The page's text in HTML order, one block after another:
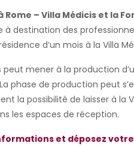
Rome – Villa Médicis et la
destination des
d’un mois à la Villa
peut mener à la production
phase de production peut
la possibilité de laisser à la
les espaces de réception.
et déposez